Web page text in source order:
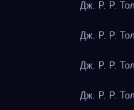
Дж. Р. Р.
Дж. Р. Р.
Дж. Р. Р.
Дж. Р. Р.